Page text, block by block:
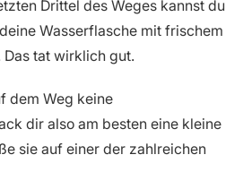
Drittel des Weges kannst du
Wasserflasche mit frischem
tat wirklich gut.
dem Weg keine
dir also am besten eine kleine
sie auf einer der zahlreichen